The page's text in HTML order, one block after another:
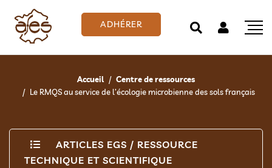
ADHÉRER
Accueil
Centre de ressources
Le RMQS au service de l’écologie microbienne des sols français
ARTICLES EGS / RESSOURCE
TECHNIQUE ET SCIENTIFIQUE